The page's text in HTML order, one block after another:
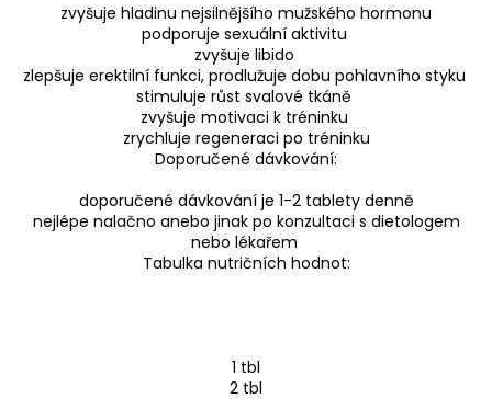
zvyšuje hladinu nejsilnějšího mužského hormonu
podporuje sexuální aktivitu
zvyšuje libido
zlepšuje erektilní funkci, prodlužuje dobu pohlavního styku
stimuluje růst svalové tkáně
zvyšuje motivaci k tréninku
zrychluje regeneraci po tréninku
Doporučené dávkování:
doporučené dávkování je 1-2 tablety denně
nejlépe nalačno anebo jinak po konzultaci s dietologem
nebo lékařem
Tabulka nutričních hodnot:
1 tbl
2 tbl